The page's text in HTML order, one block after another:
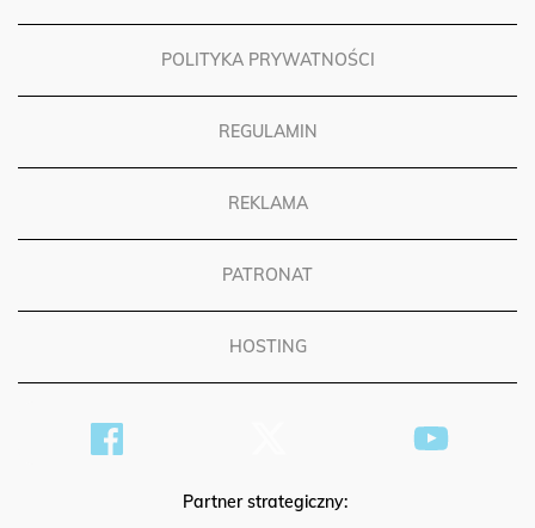
POLITYKA PRYWATNOŚCI
REGULAMIN
REKLAMA
PATRONAT
HOSTING
Partner strategiczny: